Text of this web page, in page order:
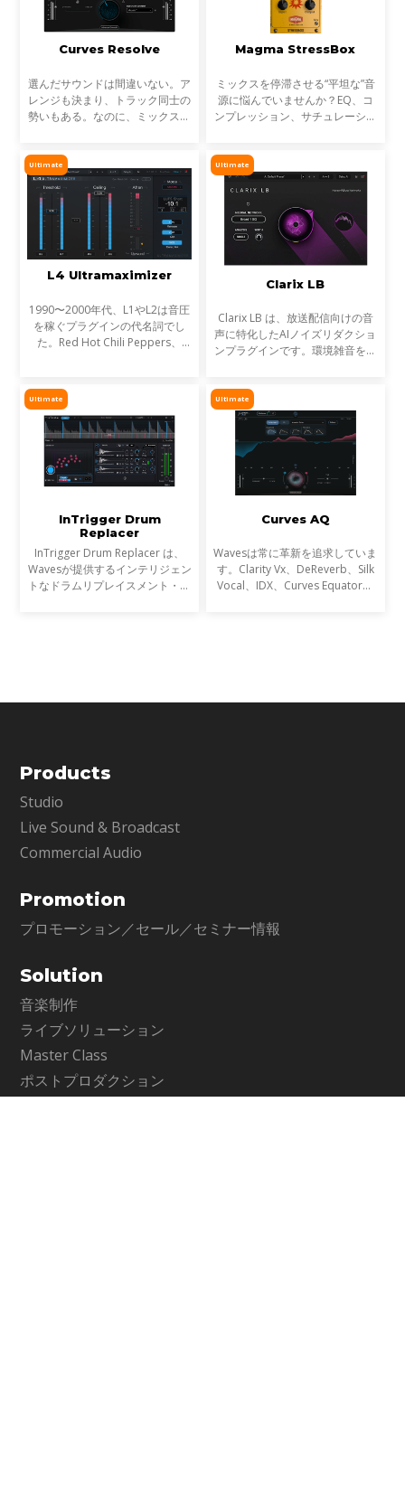
Curves Resolve
選んだサウンドは間違いない。ア
レンジも決まり、トラック同士の
勢いもある。なのに、ミックスが
らです。これが音のマスキングと
言われる現象です。
Magma StressBox
ミックスを停滞させる“平坦な”音
源に悩んでいませんか？EQ、コ
ンプレッション、サチュレーショ
のが StressBoxです。
Ultimate
L4 Ultramaximizer
1990〜2000年代、L1やL2は音圧
を稼ぐプラグインの代名詞でし
た。Red Hot Chili Peppers、
ウンドは世界を席巻しました。し
かし今、音楽は単なる音圧では
Ultimate
Clarix LB
Clarix LB は、放送配信向けの音
声に特化したAIノイズリダクショ
ンプラグインです。環境雑音をリ
イブ音声のトリートメントに最適
です。
Ultimate
InTrigger Drum
Replacer
InTrigger Drum Replacer は、
Wavesが提供するインテリジェン
トなドラムリプレイスメント・プ
Ultimate
Curves AQ
Wavesは常に革新を追求していま
す。Clarity Vx、DeReverb、Silk
Vocal、IDX、Curves Equator、
Products
Studio
Live Sound & Broadcast
Commercial Audio
Promotion
プロモーション／セール／セミナー情報
Solution
音楽制作
ライブソリューション
Master Class
ポストプロダクション